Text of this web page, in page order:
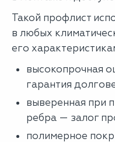
Такой профлист
в любых
его
высокопрочная
гарантия
выверенная при
ребра — залог
полимерное